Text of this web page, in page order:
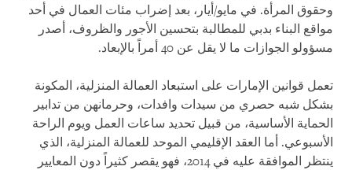
وحقوق المرأة. في مايو/أيار، بعد إضراب مئات العمال في أحد
مواقع البناء بدبي للمطالبة بتحسين الأجور والظروف، أصدر
مسؤولو الجوازات ما لا يقل عن 40 أمراً بالإبعاد.
تعمل قوانين الإمارات على استبعاد العمالة المنزلية، المكونة
بشكل شبه حصري من سيدات وافدات، وحرمانهن من تدابير
الحماية الأساسية، من قبيل تحديد ساعات العمل ويوم الراحة
الأسبوعي. أما العقد الإقليمي الموحد للعمالة المنزلية، الذي
ينتظر الموافقة عليه في 2014، فهو يقصر كثيراً دون المعايير